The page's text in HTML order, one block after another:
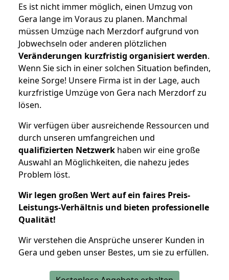
Es ist nicht immer möglich, einen Umzug von
Gera lange im Voraus zu planen. Manchmal
müssen Umzüge nach Merzdorf aufgrund von
Jobwechseln oder anderen plötzlichen
Veränderungen kurzfristig organisiert werden.
Wenn Sie sich in einer solchen Situation befinden,
keine Sorge! Unsere Firma ist in der Lage, auch
kurzfristige Umzüge von Gera nach Merzdorf zu
lösen.
Wir verfügen über ausreichende Ressourcen und
durch unseren umfangreichen und
qualifizierten Netzwerk haben wir eine große
Auswahl an Möglichkeiten, die nahezu jedes
Problem löst.
Wir legen großen Wert auf ein faires Preis-
Leistungs-Verhältnis und bieten professionelle
Qualität!
Wir verstehen die Ansprüche unserer Kunden in
Gera und geben unser Bestes, um sie zu erfüllen.